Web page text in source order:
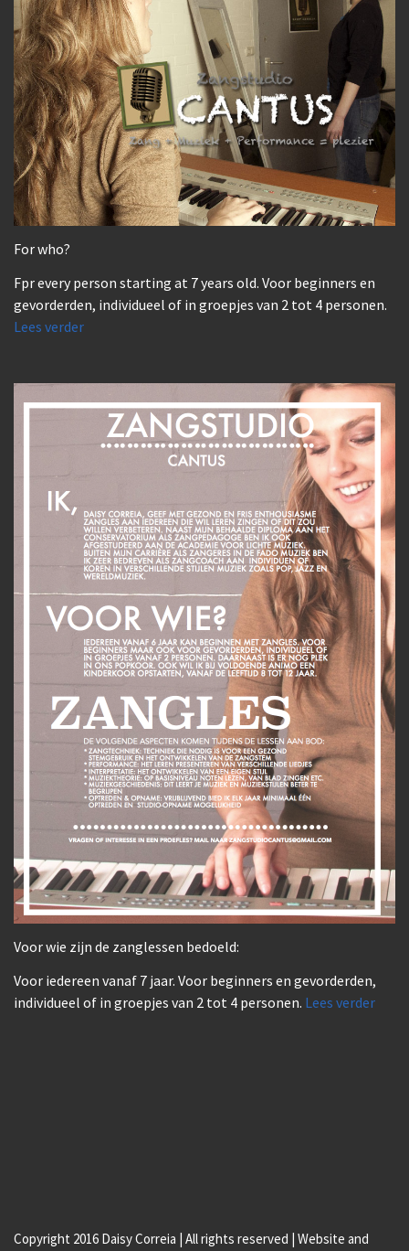
For who?
Fpr every person starting at 7 years old. Voor beginners en
gevorderden, individueel of in groepjes van 2 tot 4 personen.
Lees verder
Voor wie zijn de zanglessen bedoeld:
Voor iedereen vanaf 7 jaar. Voor beginners en gevorderden,
individueel of in groepjes van 2 tot 4 personen. Lees verder
Copyright 2016 Daisy Correia | All rights reserved | Website and